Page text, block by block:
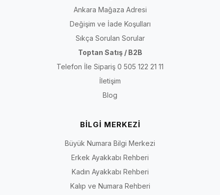
Ankara Mağaza Adresi
Değişim ve İade Koşulları
Sıkça Sorulan Sorular
Toptan Satış / B2B
Telefon İle Sipariş 0 505 122 21 11
İletişim
Blog
BİLGİ MERKEZİ
Büyük Numara Bilgi Merkezi
Erkek Ayakkabı Rehberi
Kadın Ayakkabı Rehberi
Kalıp ve Numara Rehberi